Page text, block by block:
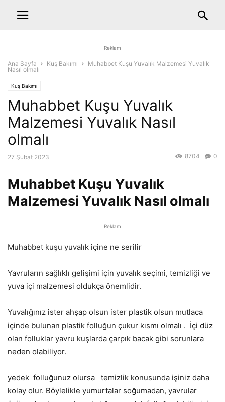
Reklam
Ana Sayfa Kuş Bakımı
Muhabbet Kuşu Yuvalık Malzemesi Yuvalık
Nasıl olmalı
Kuş Bakımı
Muhabbet Kuşu Yuvalık
Malzemesi Yuvalık Nasıl
olmalı
27 Şubat 2023 0
8704
Muhabbet Kuşu Yuvalık
Malzemesi Yuvalık Nasıl olmalı
Reklam
Muhabbet kuşu yuvalık içine ne serilir
Yavruların sağlıklı gelişimi için yuvalık seçimi, temizliği ve
yuva içi malzemesi oldukça önemlidir.
Yuvalığınız ister ahşap olsun ister plastik olsun mutlaca
içinde bulunan plastik folluğun çukur kısmı olmalı . İçi düz
olan folluklar yavru kuşlarda çarpık bacak gibi sorunlara
neden olabiliyor.
yedek folluğunuz olursa
temizlik konusunda işiniz daha
kolay olur. Böylelikle yumurtalar soğumadan, yavrular